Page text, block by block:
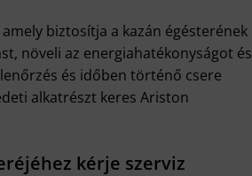
biztosítja a kazán égésterének
növeli az energiahatékonyságot és
és időben történő csere
alkatrészt keres Ariston
kérje szerviz